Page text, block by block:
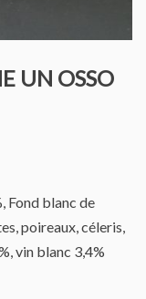
UN OSSO
Fond blanc de
poireaux, céleris,
vin blanc 3,4%